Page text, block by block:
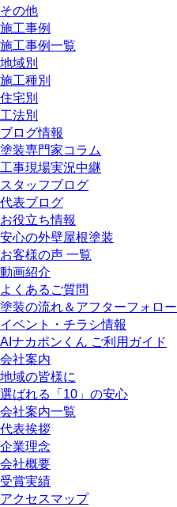
その他
施工事例
施工事例一覧
地域別
施工種別
住宅別
工法別
ブログ情報
塗装専門家コラム
工事現場実況中継
スタッフブログ
代表ブログ
お役立ち情報
安心の外壁屋根塗装
お客様の声 一覧
動画紹介
よくあるご質問
塗装の流れ＆アフターフォロー
イベント・チラシ情報
AIナカポンくん ご利用ガイド
会社案内
地域の皆様に
選ばれる「10」の安心
会社案内一覧
代表挨拶
企業理念
会社概要
受賞実績
アクセスマップ